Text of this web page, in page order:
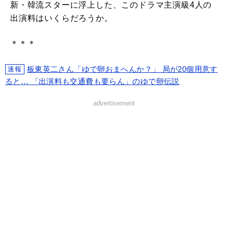
新・韓流スターに浮上した、このドラマ主演級4人の
出演料はいくらだろうか。
＊＊＊
速報
板東英二さん「ゆで卵おまへんか？」 局が20個用意す
ると… 「出演料も交通費も要らん」のゆで卵伝説
advertisement